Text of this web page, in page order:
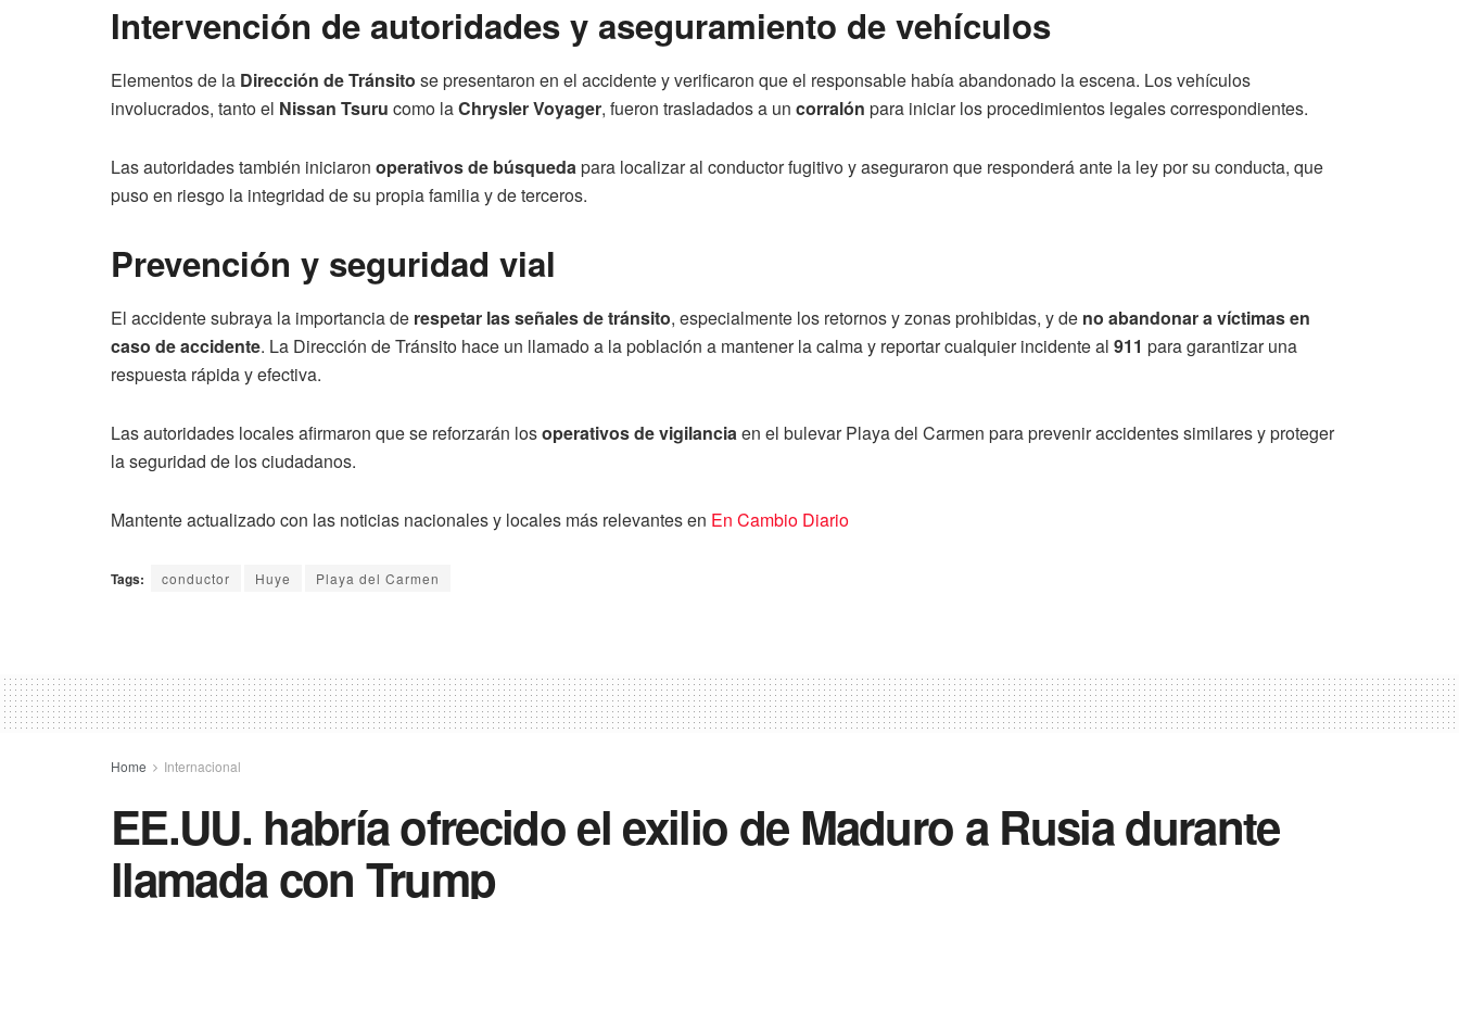
Intervención de autoridades y aseguramiento de vehículos
Elementos de la Dirección de Tránsito se presentaron en el accidente y verificaron que el responsable había abandonado la escena. Los vehículos
involucrados, tanto el Nissan Tsuru como laChrysler Voyager, fueron trasladados a un corralón para iniciar los procedimientos legales correspondientes.
Las autoridades también iniciaron operativos de búsquedapara localizar al conductor fugitivo y aseguraron que responderá ante la ley por su conducta, que
puso en riesgo la integridad de su propia familia y de terceros.
Prevención y seguridad vial
El accidente subraya la importancia de respetar las señales de tránsito, especialmente los retornos y zonas prohibidas, y de no abandonar a víctimas en
caso de accidente. La Dirección de Tránsito hace un llamado a la población a mantener la calma y reportar cualquier incidente al 911 para garantizar una
respuesta rápida y efectiva.
Las autoridades locales afirmaron que se reforzarán losoperativos de vigilanciaen el bulevar Playa del Carmen para prevenir accidentes similares y proteger
la seguridad de los ciudadanos.
Mantente actualizado con las noticias nacionales y locales más relevantes en En Cambio Diario
Tags: conductor Huye Playa del Carmen
Home Internacional
EE.UU. habría ofrecido el exilio de Maduro a Rusia durante
llamada con Trump